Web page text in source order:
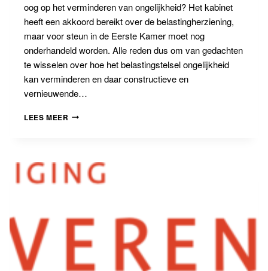
oog op het verminderen van ongelijkheid? Het kabinet
heeft een akkoord bereikt over de belastingherziening,
maar voor steun in de Eerste Kamer moet nog
onderhandeld worden. Alle reden dus om van gedachten
te wisselen over hoe het belastingstelsel ongelijkheid
kan verminderen en daar constructieve en
vernieuwende…
LEES MEER BELASTING